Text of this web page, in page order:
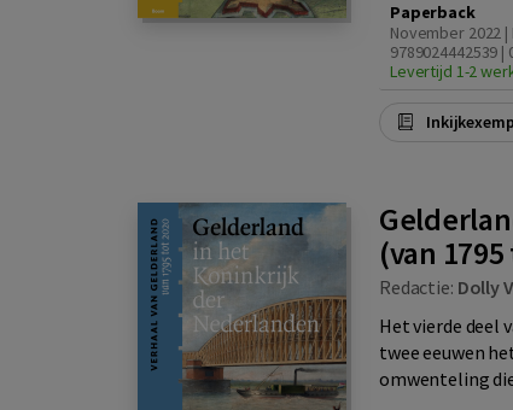
Paperback
November 2022 |
9789024442539 |
Levertijd 1-2
(van
Redactie: Dolly
Het vierde deel
twee eeuwen
omwenteling